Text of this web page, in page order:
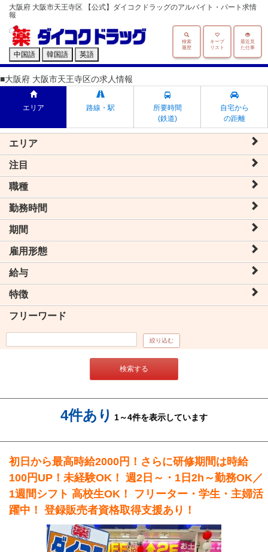
大阪府 大阪市天王寺区 【公式】ダイコクドラッグのアルバイト・パート求情
報
中国語 韓国語 英語
最近見
た仕事
キープ
リスト
検索
履歴
■大阪府 大阪市天王寺区の求人情報
エリア 路線・駅
所要時間
(鉄道)
自宅から
の距離
エリア
注目
職種
勤務時間
期間
雇用形態
給与
特徴
フリーワード
絞り込む
検索する
4件あり 1～4件を表示しています
初日から最高時給2000円！さらに研修期間は時給
100円UP！未経験OK！ 週2日～・1日2h～勤務OK／
1週間シフト 高校生OK！ フリーター・学生・主婦活
躍中！ 登録販売者資格取得支援あり！